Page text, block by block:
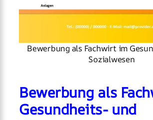
Bewerbung als Fachwirt im
Sozialwesen
Bewerbung als
Gesundheits- und